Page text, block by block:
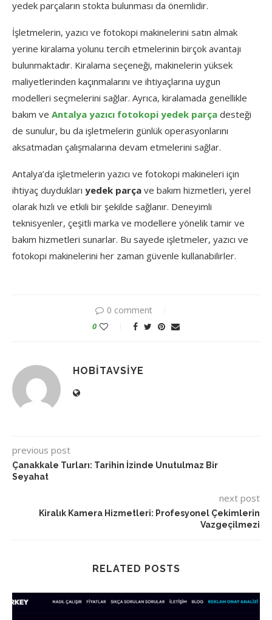
yedek parçaların stokta bulunması da önemlidir.
İşletmelerin, yazıcı ve fotokopi makinelerini satın almak
yerine kiralama yolunu tercih etmelerinin birçok avantajı
bulunmaktadır. Kiralama seçeneği, makinelerin yüksek
maliyetlerinden kaçınmalarını ve ihtiyaçlarına uygun
modelleri seçmelerini sağlar. Ayrıca, kiralamada genellikle
bakım ve Antalya yazıcı fotokopi yedek parça desteği
de sunulur, bu da işletmelerin günlük operasyonlarını
aksatmadan çalışmalarına devam etmelerini sağlar.
Antalya’da işletmelerin yazıcı ve fotokopi makineleri için
ihtiyaç duydukları yedek parça ve bakım hizmetleri, yerel
olarak hızlı ve etkili bir şekilde sağlanır. Deneyimli
teknisyenler, çeşitli marka ve modellere yönelik tamir ve
bakım hizmetleri sunarlar. Bu sayede işletmeler, yazıcı ve
fotokopi makinelerini her zaman güvenle kullanabilirler.
0 comment
0
HOBITAVSIYE
previous post
Çanakkale Turları: Tarihin İzinde Unutulmaz Bir
Seyahat
next post
Kiralık Kamera Hizmetleri: Profesyonel Çekimlerin
Vazgeçilmezi
RELATED POSTS